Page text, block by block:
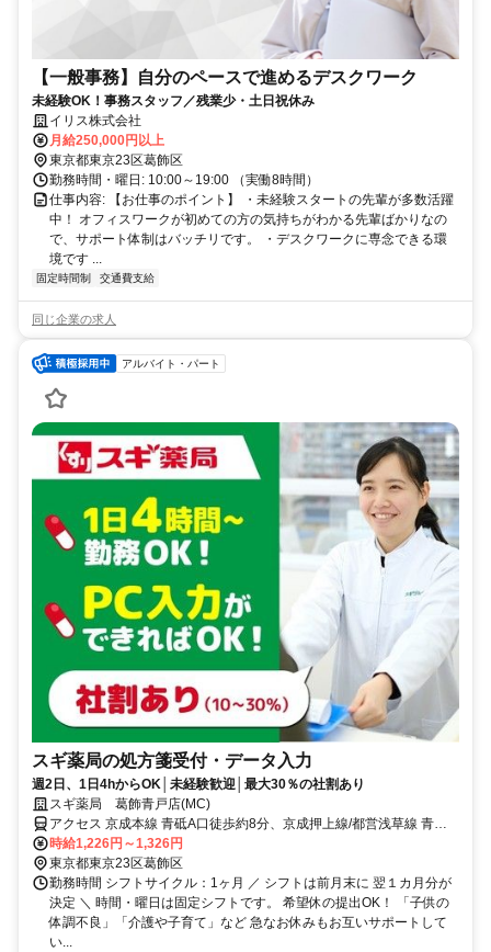
【一般事務】自分のペースで進めるデスクワーク
未経験OK！事務スタッフ／残業少・土日祝休み
イリス株式会社
月給250,000円以上
東京都東京23区葛飾区
勤務時間・曜日: 10:00～19:00 （実働8時間）
仕事内容: 【お仕事のポイント】 ・未経験スタートの先輩が多数活躍
中！ オフィスワークが初めての方の気持ちがわかる先輩ばかりなの
で、サポート体制はバッチリです。 ・デスクワークに専念できる環
境です ...
固定時間制 交通費支給
同じ企業の求人
アルバイト・パート
スギ薬局の処方箋受付・データ入力
週2日、1日4hからOK│未経験歓迎│最大30％の社割あり
スギ薬局 葛飾青戸店(MC)
アクセス 京成本線 青砥A口徒歩約8分、京成押上線/都営浅草線 青砥A
口徒歩約8分、京成本線 お花茶屋北口徒歩約13分
時給1,226円～1,326円
東京都東京23区葛飾区
勤務時間 シフトサイクル：1ヶ月 ／ シフトは前月末に 翌１カ月分が
決定 ＼ 時間・曜日は固定シフトです。 希望休の提出OK！ 「子供の
体調不良」「介護や子育て」など 急なお休みもお互いサポートして
い...